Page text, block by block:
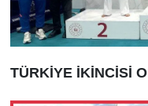
TÜRKİYE İKİNCİSİ